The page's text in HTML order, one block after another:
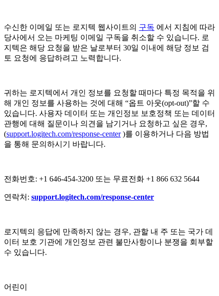
수신한 이메일 또는 로지텍 웹사이트의 구독 에서 지침에 따라
당사에서 오는 마케팅 이메일 구독을 취소할 수 있습니다. 로
지텍은 해당 요청을 받은 날로부터 30일 이내에 해당 정보 검
토 요청에 응답하려고 노력합니다.
귀하는 로지텍에서 개인 정보를 요청할 때마다 특정 목적을 위
해 개인 정보를 사용하는 것에 대해 “옵트 아웃(opt-out)”할 수
있습니다. 사용자 데이터 또는 개인정보 보호정책 또는 데이터
관행에 대해 질문이나 의견을 남기거나 요청하고 싶은 경우,
(support.logitech.com/response-center)를 이용하거나 다음 방법
을 통해 문의하시기 바랍니다.
전화번호: +1 646-454-3200 또는 무료전화 +1 866 632 5644
연락처: support.logitech.com/response-center
로지텍의 응답에 만족하지 않는 경우, 관할 내 주 또는 국가 데
이터 보호 기관에 개인정보 관련 불만사항이나 분쟁을 회부할
수 있습니다.
어린이